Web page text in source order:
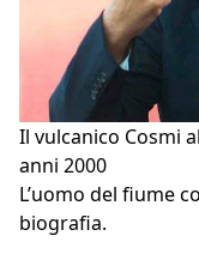
Il vulcanico Cosmi
anni 2000
L’uomo del fiume
biografia.